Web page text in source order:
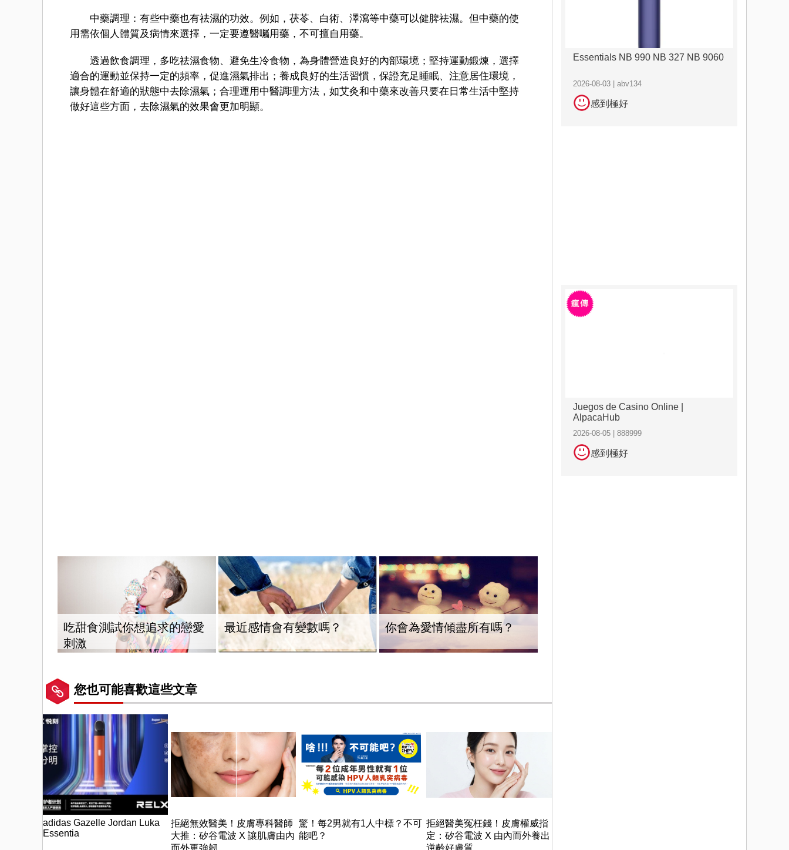
中藥調理：有些中藥也有祛濕的功效。例如，茯苓、白術、澤瀉等中藥可以健脾祛濕。但中藥的使
用需依個人體質及病情來選擇，一定要遵醫囑用藥，不可擅自用藥。
透過飲食調理，多吃祛濕食物、避免生冷食物，為身體營造良好的內部環境；堅持運動鍛煉，選擇
適合的運動並保持一定的頻率，促進濕氣排出；養成良好的生活習慣，保證充足睡眠、注意居住環境，
讓身體在舒適的狀態中去除濕氣；合理運用中醫調理方法，如艾灸和中藥來改善只要在日常生活中堅持
做好這些方面，去除濕氣的效果會更加明顯。
吃甜食測試你想追求的戀愛
刺激
最近感情會有變數嗎？ 你會為愛情傾盡所有嗎？
您也可能喜歡這些文章
adidas Gazelle Jordan Luka
Essentia
拒絕無效醫美！皮膚專科醫師
大推：矽谷電波 X 讓肌膚由內
而外更強韌
驚！每2男就有1人中標？不可
能吧？
拒絕醫美冤枉錢！皮膚權威指
定：矽谷電波 X 由內而外養出
逆齡好膚質
Essentials NB 990 NB 327 NB 9060
2026-08-03 | abv134
感到極好
Juegos de Casino Online |
AlpacaHub
2026-08-05 | 888999
感到極好